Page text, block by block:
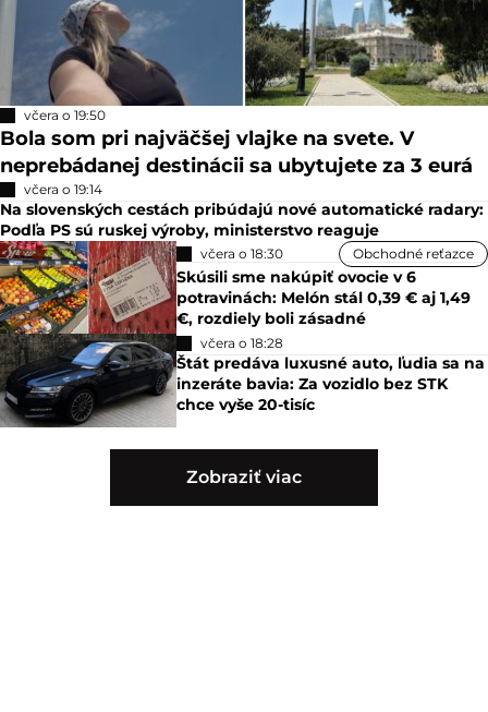
včera o 19:50
Bola som pri najväčšej vlajke na svete. V
neprebádanej destinácii sa ubytujete za 3 eurá
včera o 19:14
Na slovenských cestách pribúdajú nové automatické radary:
Podľa PS sú ruskej výroby, ministerstvo reaguje
včera o 18:30 Obchodné reťazce
Skúsili sme nakúpiť ovocie v 6
potravinách: Melón stál 0,39 € aj 1,49
€, rozdiely boli zásadné
včera o 18:28
Štát predáva luxusné auto, ľudia sa na
inzeráte bavia: Za vozidlo bez STK
chce vyše 20-tisíc
Zobraziť viac